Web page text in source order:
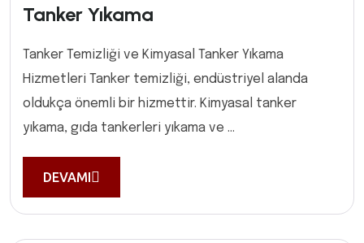
Tanker Yıkama
Tanker Temizliği ve Kimyasal Tanker Yıkama
Hizmetleri Tanker temizliği, endüstriyel alanda
oldukça önemli bir hizmettir. Kimyasal tanker
yıkama, gıda tankerleri yıkama ve ...
DEVAMI